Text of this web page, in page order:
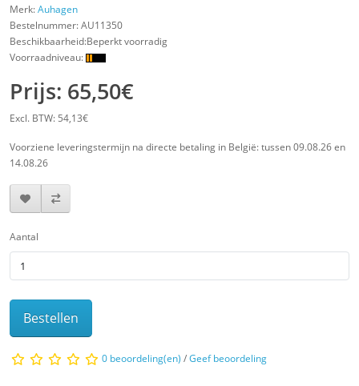
Merk:Auhagen
Bestelnummer:AU11350
Beschikbaarheid:Beperkt voorradig
Voorraadniveau:
Prijs: 65,50€
Excl. BTW: 54,13€
Voorziene leveringstermijn na directe betaling in België: tussen 09.08.26 en
14.08.26
Aantal
Bestellen
0 beoordeling(en) /Geef beoordeling